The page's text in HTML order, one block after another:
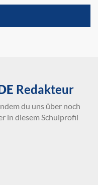
Redakteur
du uns über noch
in diesem Schulprofil